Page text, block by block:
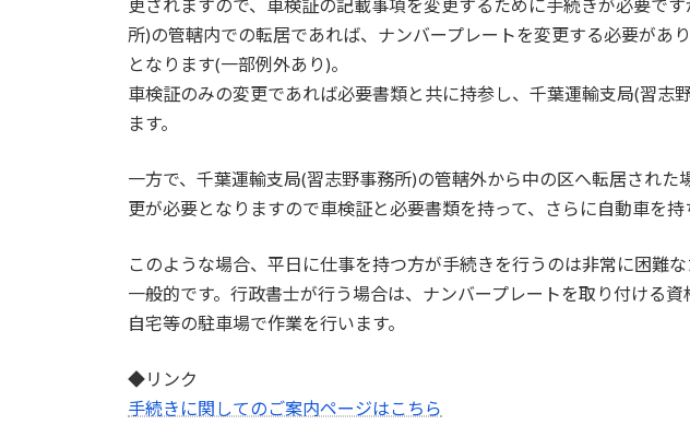
更されますので、車検証の記載事項を変更するために手続きが必要で
所)の管轄内での転居であれば、ナンバープレートを変更する必要があ
となります(一部例外あり)。
車検証のみの変更であれば必要書類と共に持参し、千葉運輸支局(習志
ます。
一方で、千葉運輸支局(習志野事務所)の管轄外から中の区へ転居された
更が必要となりますので車検証と必要書類を持って、さらに自動車を持
このような場合、平日に仕事を持つ方が手続きを行うのは非常に困難
一般的です。行政書士が行う場合は、ナンバープレートを取り付ける
自宅等の駐車場で作業を行います。
◆リンク
手続きに関してのご案内ページはこちら